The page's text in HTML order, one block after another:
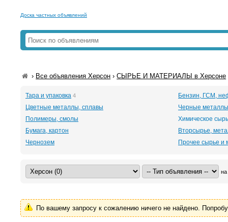
Доска частных объявлений
› Все объявления Херсон ›СЫРЬЕ И МАТЕРИАЛЫ в Херсоне
Тара и упаковка 4
Бензин, ГСМ,
Цветные металлы, сплавы
Черные
Полимеры, смолы
Химическое
Бумага, картон
Вторсырье,
Чернозем
Прочее сырье и
на
По вашему запросу к сожалению ничего не найдено.